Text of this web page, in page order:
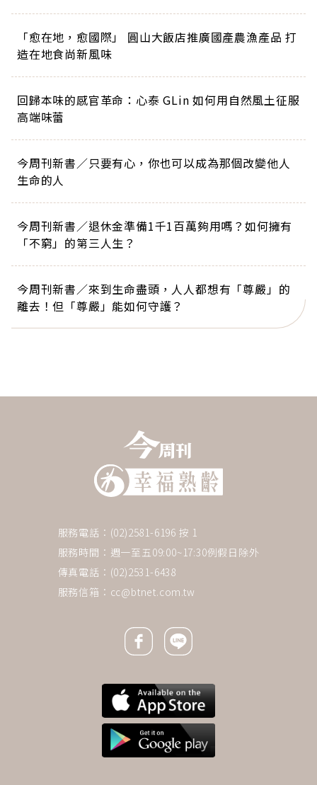
「愈在地，愈國際」 圓山大飯店推廣國產農漁產品 打
造在地食尚新風味
回歸本味的感官革命：心泰 GLin 如何用自然風土征服
高端味蕾
今周刊新書／只要有心，你也可以成為那個改變他人
生命的人
今周刊新書／退休金準備1千1百萬夠用嗎？如何擁有
「不窮」的第三人生？
今周刊新書／來到生命盡頭，人人都想有「尊嚴」的
離去！但「尊嚴」能如何守護？
服務電話：(02)2581-6196 按 1
服務時間：週一至五09:00~17:30例假日除外
傳真電話：(02)2531-6438
服務信箱： cc@btnet.com.tw
Facebook icon
Line icon